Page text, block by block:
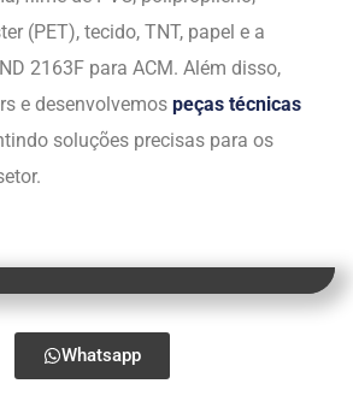
(PET), tecido, TNT, papel e a
2163F para ACM. Além disso,
e desenvolvemos peças técnicas
soluções precisas para os
Whatsapp